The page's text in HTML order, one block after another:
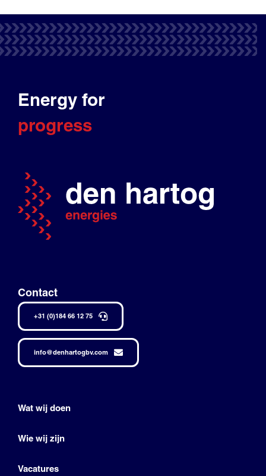
Energy for
progress
Contact
+31 (0)184 66 12 75
info@denhartogbv.com
Wat wij doen
Wie wij zijn
Vacatures